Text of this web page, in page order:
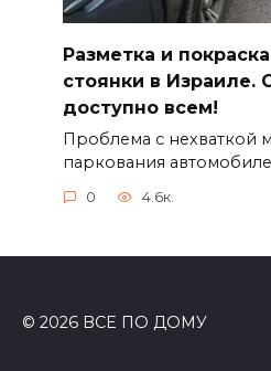
Разметка и
стоянки в Израиле.
доступно всем!
Проблема с нехваткой
паркования
0 4.6к.
© 2026 ВСЕ ПО ДОМУ